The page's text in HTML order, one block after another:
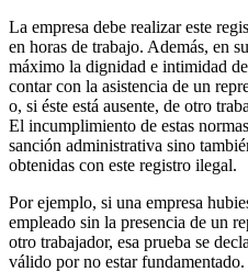
La empresa debe realizar este
en horas de trabajo. Además, en
máximo la dignidad e intimidad
contar con la asistencia de un
o, si éste está ausente, de otro
El incumplimiento de estas
sanción administrativa sino
obtenidas con este registro ilegal.
Por ejemplo, si una empresa
empleado sin la presencia de un
otro trabajador, esa prueba se
válido por no estar fundamentado.